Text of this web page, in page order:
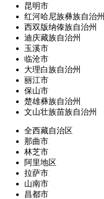
昆明市
红河哈尼族彝族自治州
西双版纳傣族自治州
迪庆藏族自治州
玉溪市
临沧市
大理白族自治州
丽江市
保山市
楚雄彝族自治州
文山壮族苗族自治州
全西藏自治区
那曲市
林芝市
阿里地区
拉萨市
山南市
昌都市